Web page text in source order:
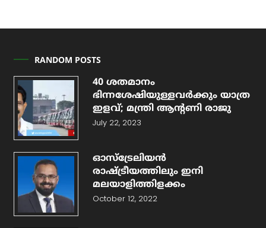
RANDOM POSTS
40 ശതമാനം
ഭിന്നശേഷിയുള്ളവർക്കും യാത്ര
ഇളവ്; മന്ത്രി ആന്റണി രാജു
July 22, 2023
ഓസ്‌ട്രേലിയൻ
രാഷ്ട്രീയത്തിലും ഇനി
മലയാളിത്തിളക്കം
October 12, 2022